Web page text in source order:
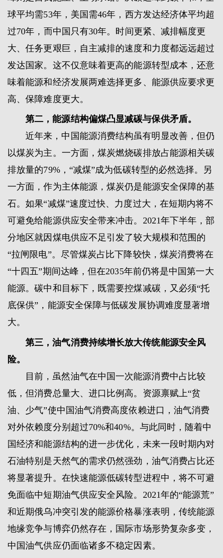
球平均需53年，美国需46年，西方发达经济体平均超
过70年，而中国只有30年。时间更紧、减排幅度更
大、任务更艰巨，自主减排的速度和力度都远远超过
发达国家。这不仅意味着更高的能源转型成本，还意
味着能源和经济发展两难选择更多、能源供应要求更
高、保障难度更大。
第二，能源结构偏煤凸显减碳与保供矛盾。
近年来，中国能源消费结构虽有明显改善，但仍
以煤炭为主。一方面，煤炭燃烧碳排放占能源相关碳
排放量的79%，“减煤”成为低碳转型的必然选择。另
一方面，作为主体能源，煤炭仍是能源安全保障的基
石。如果“减煤”速度过快、力度过大，在短期内将不
可避免给能源供应安全带来冲击。2021年下半年，部
分地区就因煤电供应不足引发了较大规模和范围的
“拉闸限电”。尽管煤炭占比下降较快，煤炭消费将在
“十四五”期间达峰，但在2035年前仍将是中国第一大
能源。碳中和目标下，既需要控煤减碳，又必须“托
底保供”，能源安全保障与低碳发展协调难度显著增
大。
第三，油气消费持续增长放大传统能源安全风
险。
目前，虽然油气在中国一次能源消费中占比较
低，但消费总量大、进口比例高。资源禀赋上“贫
油、少气”使中国油气消费高度依赖进口，油气消费
对外依赖度分别超过70%和40%。与此同时，随着中
国经济和能源结构的进一步优化，未来一段时期内对
石油特别是天然气的需求仍然强劲，油气消费占比还
将显著提升。在快速能源低碳转型进程中，将不可避
免面临中短期油气供应安全风险。2021年的“能源荒”
和近期俄乌冲突引发的能源价格暴涨表明，传统能源
地缘竞争与博弈仍然存在，国际市场形势复杂多变，
中国油气供应仍面临诸多不稳定因素。